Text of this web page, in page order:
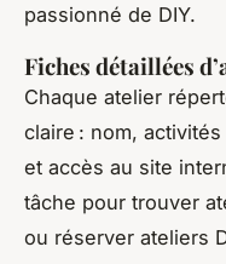
passionné de DIY.
Fiches détaillées
Chaque atelier
claire : nom,
et accès au site
tâche pour trouver
ou réserver ateliers